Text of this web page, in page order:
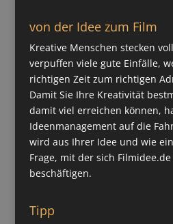
von der Idee zum Film
Kreative Menschen stecken
verpuffen viele gute Einfälle,
richtigen Zeit zum richtigen
Damit Sie Ihre Kreativität
damit viel erreichen können,
Ideenmanagement auf die
wird aus Ihrer Idee und wie
Frage, mit der sich
beschäftigen.
Tipp